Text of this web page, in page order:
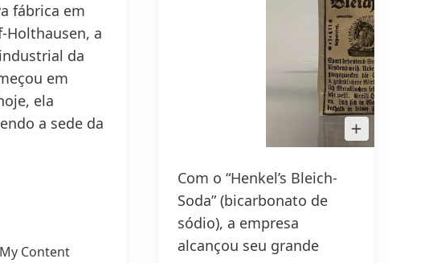
fábrica em
Holthausen, a
da
em
ela
a sede da
Content
Open
Image
in
Com o “Henkel’s Bleich-
Soda” (bicarbonato de
sódio), a empresa
alcançou seu grande